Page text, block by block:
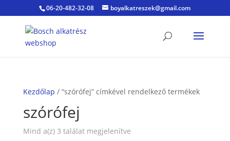
06-20-482-32-08 boyalkatreszek@gmail.com
Kezdőlap / “szórófej” címkével rendelkező termékek
szórófej
Mind a(z) 3 találat megjelenítveSorted